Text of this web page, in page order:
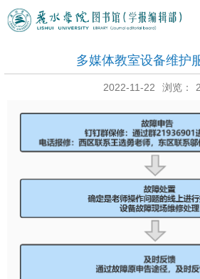
多媒体教室设备维护
2022-11-22 浏览：